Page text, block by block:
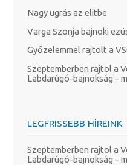
Nagy ugrás az elitbe
Varga Szonja bajnoki
Győzelemmel rajtolt a
Szeptemberben rajtol a
Labdarúgó-bajnokság –
LEGFRISSEBB HÍREINK
Szeptemberben rajtol a
Labdarúgó-bajnokság –